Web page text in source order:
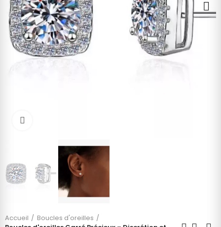
Accueil
Boucles d'oreilles